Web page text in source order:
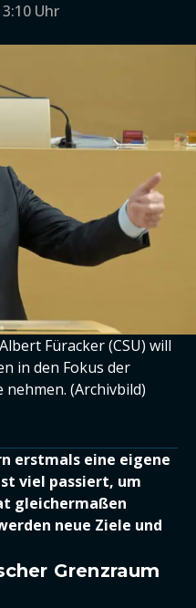
Uhr
Füracker (CSU) will
in den Fokus der
(Archivbild)
erstmals eine eigene
viel passiert, um
gleichermaßen
neue Ziele und
Grenzraum